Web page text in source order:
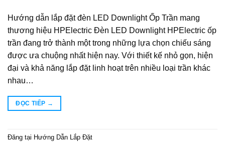
Hướng dẫn lắp đặt đèn LED Downlight Ốp Trần mang
thương hiệu HPElectric Đèn LED Downlight HPElectric ốp
trần đang trở thành một trong những lựa chọn chiếu sáng
được ưa chuộng nhất hiện nay. Với thiết kế nhỏ gọn, hiện
đại và khả năng lắp đặt linh hoạt trên nhiều loại trần khác
nhau…
ĐỌC TIẾP →
Đăng tại Hướng Dẫn Lắp Đặt